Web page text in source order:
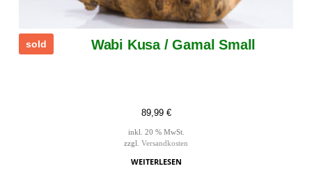
sold Wabi Kusa / Gamal Small
89,99 €
inkl. 20 % MwSt.
zzgl. Versandkosten
WEITERLESEN